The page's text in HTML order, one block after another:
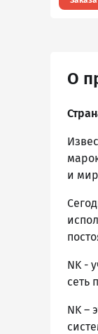
О
и
NK -
сеть
NK –